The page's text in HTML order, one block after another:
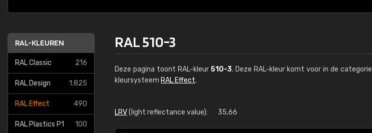
RAL-KLEUREN
RAL Classic 216
RAL Design 1.825
RAL Effect 490
RAL Plastics P1 100
RAL 510-3
Deze pagina toont RAL-kleur 510-3. Deze RAL-kleur komt voor in de categorie
kleursysteem RAL Effect.
LRV(light reflectance value): 35,66